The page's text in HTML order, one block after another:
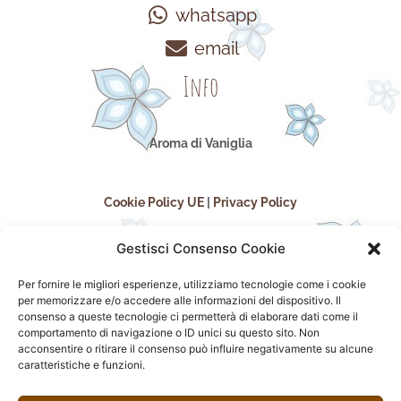
Gestisci Consenso Cookie
Per fornire le migliori esperienze, utilizziamo tecnologie come i cookie
per memorizzare e/o accedere alle informazioni del dispositivo. Il
consenso a queste tecnologie ci permetterà di elaborare dati come il
comportamento di navigazione o ID unici su questo sito. Non
acconsentire o ritirare il consenso può influire negativamente su alcune
caratteristiche e funzioni.
whatsapp
email
Info
Aroma di Vaniglia
Cookie Policy UE Privacy Policy
seguici sui social
F I P F